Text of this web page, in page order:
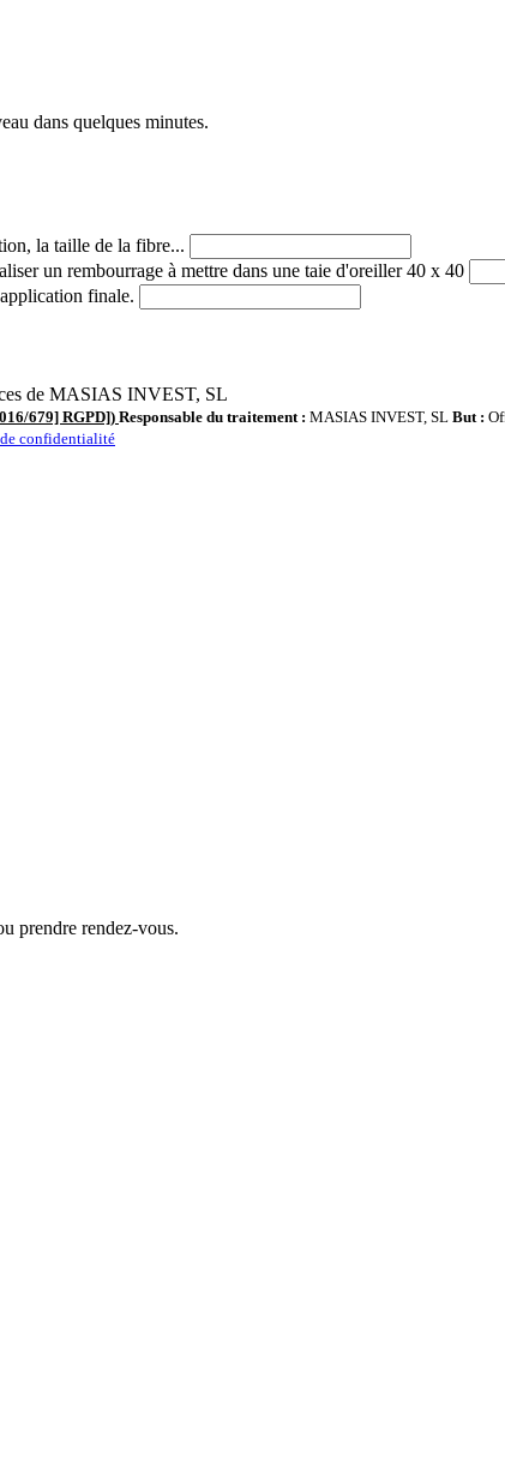
dans quelques minutes.
la taille de la fibre...
un rembourrage à mettre dans une taie d'oreiller 40 x 40
finale.
de MASIAS INVEST, SL
679] RGPD]) Responsable du traitement : MASIAS INVEST, SL But :
confidentialité
prendre rendez-vous.